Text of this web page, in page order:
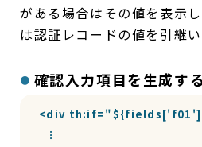
がある場合はその値を表示
は認証レコードの値を引継い
確認入力項目を生成す
<div
  ︙